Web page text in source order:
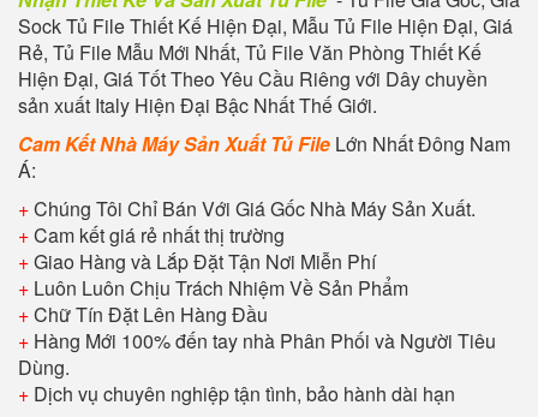
Sock Tủ File Thiết Kế Hiện Đại, Mẫu Tủ File Hiện Đại, Giá
Rẻ, Tủ File Mẫu Mới Nhất, Tủ File Văn Phòng Thiết Kế
Hiện Đại, Giá Tốt Theo Yêu Cầu Riêng với Dây chuyền
sản xuất Italy Hiện Đại Bậc Nhất Thế Giới.
Cam Kết Nhà Máy Sản Xuất Tủ File Lớn Nhất Đông Nam
Á:
+Chúng Tôi Chỉ Bán Với Giá Gốc Nhà Máy Sản Xuất.
+Cam kết giá rẻ nhất thị trường
+Giao Hàng và Lắp Đặt Tận Nơi Miễn Phí
+ Luôn Luôn Chịu Trách Nhiệm Về Sản Phẩm
+Chữ Tín Đặt Lên Hàng Đầu
+ Hàng Mới 100% đến tay nhà Phân Phối và Người Tiêu
Dùng.
+ Dịch vụ chuyên nghiệp tận tình, bảo hành dài hạn